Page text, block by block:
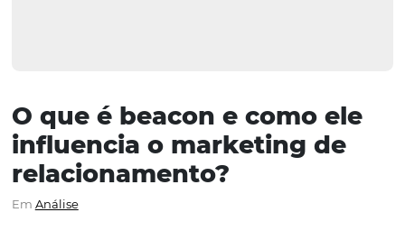
O que é beacon e como